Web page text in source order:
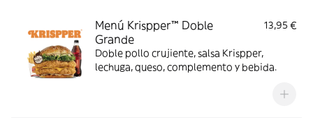
Menú Krispper™ Doble
Grande
13,95 €
Doble pollo crujiente, salsa Krispper,
lechuga, queso, complemento y bebida.